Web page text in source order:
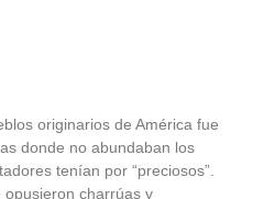
originarios de América fue
donde no abundaban los
tenían por “preciosos”.
opusieron charrúas y